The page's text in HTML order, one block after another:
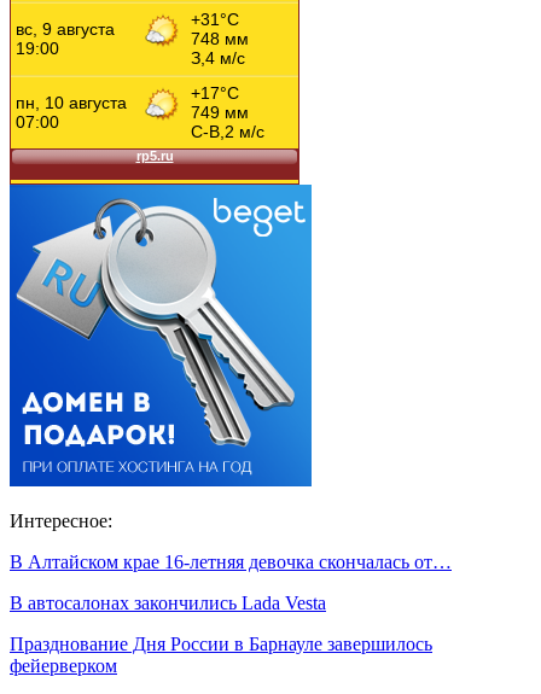
Интересное:
В Алтайском крае 16-летняя девочка скончалась от…
В автосалонах закончились Lada Vesta
Празднование Дня России в Барнауле завершилось
фейерверком